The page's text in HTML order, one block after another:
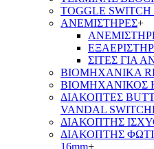
TOGGLE
ΑΝΕΜΙΣΤΗΡΕΣ+
ΣΙΤΕΣ ΓΙΑ
ΒΙΟΜΗΧΑΝΙΚΑ
ΒΙΟΜΗΧΑΝΙΚΟΣ
ΔΙΑΚΟΠΤΕΣ
VANDAL
ΔΙΑΚΟΠΤΗΣ
ΔΙΑΚΟΠΤΗΣ
16mm+